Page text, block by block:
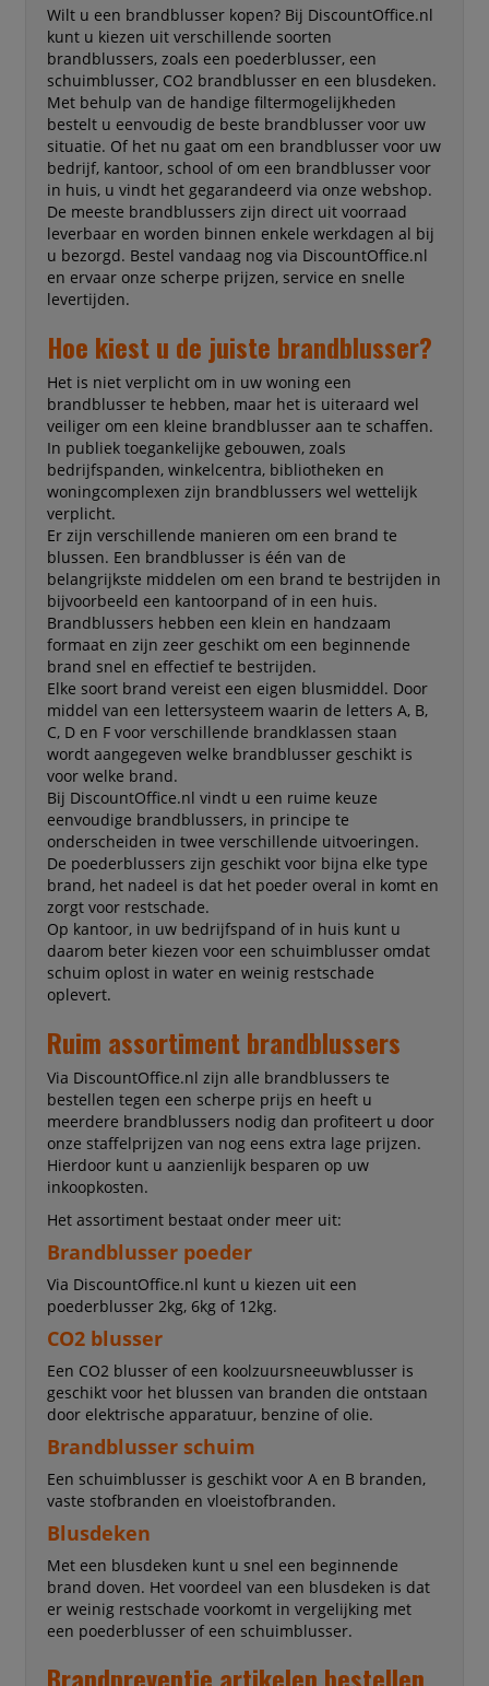
Wilt u een brandblusser kopen? Bij DiscountOffice.nl
kunt u kiezen uit verschillende soorten
brandblussers, zoals een poederblusser, een
schuimblusser, CO2 brandblusser en een blusdeken.
Met behulp van de handige filtermogelijkheden
bestelt u eenvoudig de beste brandblusser voor uw
situatie. Of het nu gaat om een brandblusser voor uw
bedrijf, kantoor, school of om een brandblusser voor
in huis, u vindt het gegarandeerd via onze webshop.
De meeste brandblussers zijn direct uit voorraad
leverbaar en worden binnen enkele werkdagen al bij
u bezorgd. Bestel vandaag nog via DiscountOffice.nl
en ervaar onze scherpe prijzen, service en snelle
levertijden.
Hoe kiest u de juiste brandblusser?
Het is niet verplicht om in uw woning een
brandblusser te hebben, maar het is uiteraard wel
veiliger om een kleine brandblusser aan te schaffen.
In publiek toegankelijke gebouwen, zoals
bedrijfspanden, winkelcentra, bibliotheken en
woningcomplexen zijn brandblussers wel wettelijk
verplicht.
Er zijn verschillende manieren om een brand te
blussen. Een brandblusser is één van de
belangrijkste middelen om een brand te bestrijden in
bijvoorbeeld een kantoorpand of in een huis.
Brandblussers hebben een klein en handzaam
formaat en zijn zeer geschikt om een beginnende
brand snel en effectief te bestrijden.
Elke soort brand vereist een eigen blusmiddel. Door
middel van een lettersysteem waarin de letters A, B,
C, D en F voor verschillende brandklassen staan
wordt aangegeven welke brandblusser geschikt is
voor welke brand.
Bij DiscountOffice.nl vindt u een ruime keuze
eenvoudige brandblussers, in principe te
onderscheiden in twee verschillende uitvoeringen.
De poederblussers zijn geschikt voor bijna elke type
brand, het nadeel is dat het poeder overal in komt en
zorgt voor restschade.
Op kantoor, in uw bedrijfspand of in huis kunt u
daarom beter kiezen voor een schuimblusser omdat
schuim oplost in water en weinig restschade
oplevert.
Ruim assortiment brandblussers
Via DiscountOffice.nl zijn alle brandblussers te
bestellen tegen een scherpe prijs en heeft u
meerdere brandblussers nodig dan profiteert u door
onze staffelprijzen van nog eens extra lage prijzen.
Hierdoor kunt u aanzienlijk besparen op uw
inkoopkosten.
Het assortiment bestaat onder meer uit:
Brandblusser poeder
Via DiscountOffice.nl kunt u kiezen uit een
poederblusser 2kg, 6kg of 12kg.
CO2 blusser
Een CO2 blusser of een koolzuursneeuwblusser is
geschikt voor het blussen van branden die ontstaan
door elektrische apparatuur, benzine of olie.
Brandblusser schuim
Een schuimblusser is geschikt voor A en B branden,
vaste stofbranden en vloeistofbranden.
Blusdeken
Met een blusdeken kunt u snel een beginnende
brand doven. Het voordeel van een blusdeken is dat
er weinig restschade voorkomt in vergelijking met
een poederblusser of een schuimblusser.